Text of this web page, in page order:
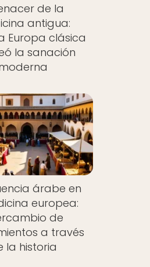
de la
antigua:
Europa clásica
la sanación
árabe en
europea:
de
a través
la historia